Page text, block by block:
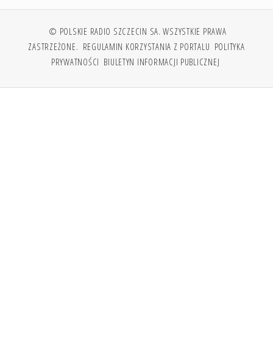
© POLSKIE RADIO SZCZECIN SA. WSZYSTKIE PRAWA
ZASTRZEŻONE. REGULAMIN KORZYSTANIA Z PORTALU POLITYKA
PRYWATNOŚCI BIULETYN INFORMACJI PUBLICZNEJ